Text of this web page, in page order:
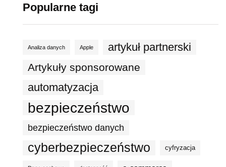
Popularne tagi
Analiza danych Apple artykuł partnerski
Artykuły sponsorowane
automatyzacja
bezpieczeństwo
bezpieczeństwo danych
cyberbezpieczeństwo cyfryzacja